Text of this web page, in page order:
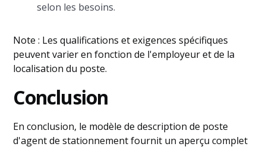
selon les besoins.
Note : Les qualifications et exigences spécifiques
peuvent varier en fonction de l'employeur et de la
localisation du poste.
Conclusion
En conclusion, le modèle de description de poste
d'agent de stationnement fournit un aperçu complet